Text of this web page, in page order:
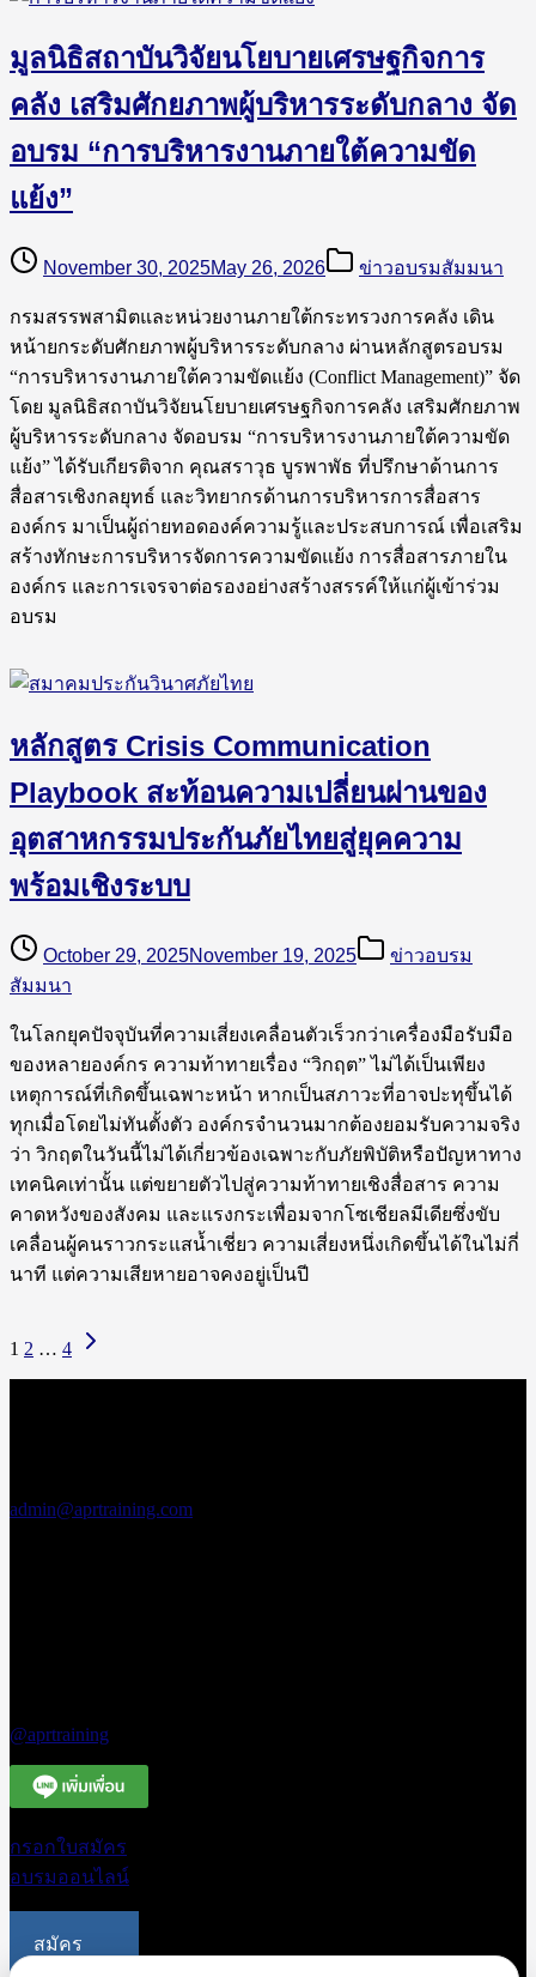
มูลนิธิสถาบันวิจัยนโยบายเศรษฐกิจการ
คลัง เสริมศักยภาพผู้บริหารระดับกลาง จัด
อบรม “การบริหารงานภายใต้ความขัด
แย้ง”
November 30, 2025May 26, 2026 ข่าวอบรมสัมมนา
กรมสรรพสามิตและหน่วยงานภายใต้กระทรวงการคลัง เดิน
หน้ายกระดับศักยภาพผู้บริหารระดับกลาง ผ่านหลักสูตรอบรม
“การบริหารงานภายใต้ความขัดแย้ง (Conflict Management)” จัด
โดย มูลนิธิสถาบันวิจัยนโยบายเศรษฐกิจการคลัง เสริมศักยภาพ
ผู้บริหารระดับกลาง จัดอบรม “การบริหารงานภายใต้ความขัด
แย้ง” ได้รับเกียรติจาก คุณสราวุธ บูรพาพัธ ที่ปรึกษาด้านการ
สื่อสารเชิงกลยุทธ์ และวิทยากรด้านการบริหารการสื่อสาร
องค์กร มาเป็นผู้ถ่ายทอดองค์ความรู้และประสบการณ์ เพื่อเสริม
สร้างทักษะการบริหารจัดการความขัดแย้ง การสื่อสารภายใน
องค์กร และการเจรจาต่อรองอย่างสร้างสรรค์ให้แก่ผู้เข้าร่วม
อบรม
หลักสูตร Crisis Communication
Playbook สะท้อนความเปลี่ยนผ่านของ
อุตสาหกรรมประกันภัยไทยสู่ยุคความ
พร้อมเชิงระบบ
October 29, 2025November 19, 2025
ข่าวอบรม
สัมมนา
ในโลกยุคปัจจุบันที่ความเสี่ยงเคลื่อนตัวเร็วกว่าเครื่องมือรับมือ
ของหลายองค์กร ความท้าทายเรื่อง “วิกฤต” ไม่ได้เป็นเพียง
เหตุการณ์ที่เกิดขึ้นเฉพาะหน้า หากเป็นสภาวะที่อาจปะทุขึ้นได้
ทุกเมื่อโดยไม่ทันตั้งตัว องค์กรจำนวนมากต้องยอมรับความจริง
ว่า วิกฤตในวันนี้ไม่ได้เกี่ยวข้องเฉพาะกับภัยพิบัติหรือปัญหาทาง
เทคนิคเท่านั้น แต่ขยายตัวไปสู่ความท้าทายเชิงสื่อสาร ความ
คาดหวังของสังคม และแรงกระเพื่อมจากโซเชียลมีเดียซึ่งขับ
เคลื่อนผู้คนราวกระแสน้ำเชี่ยว ความเสี่ยงหนึ่งเกิดขึ้นได้ในไม่กี่
นาที แต่ความเสียหายอาจคงอยู่เป็นปี
1 2 … 4
admin@aprtraining.com
@aprtraining
กรอกใบสมัคร
อบรมออนไลน์
สมัคร